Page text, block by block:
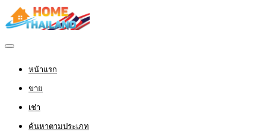
หน้าแรก
ขาย
เช่า
ค้นหาตามประเภท